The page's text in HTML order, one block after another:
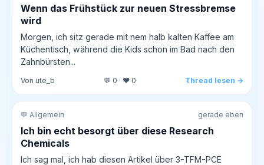
Wenn das Frühstück zur neuen Stressbremse
wird
Morgen, ich sitz gerade mit nem halb kalten Kaffee am
Küchentisch, während die Kids schon im Bad nach den
Zahnbürsten...
Von ute_b 💬 0 · ❤️ 0 Thread lesen →
💬 Allgemein gerade eben
Ich bin echt besorgt über diese Research
Chemicals
Ich sag mal, ich hab diesen Artikel über 3-TFM-PCE